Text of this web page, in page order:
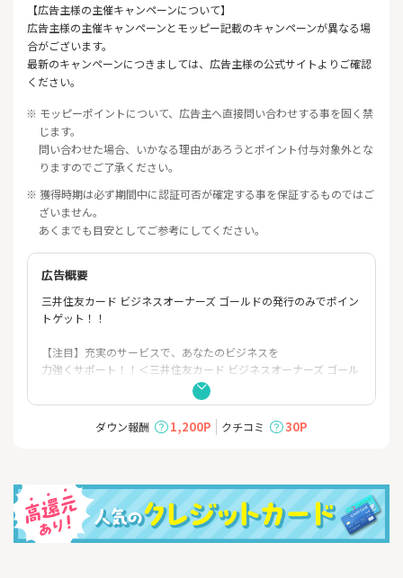
【広告主様の主催キャンペーンについて】
広告主様の主催キャンペーンとモッピー記載のキャンペーンが異なる場
合がございます。
最新のキャンペーンにつきましては、広告主様の公式サイトよりご確認
ください。
※ モッピーポイントについて、広告主へ直接問い合わせする事を固く禁
じます。
問い合わせた場合、いかなる理由があろうとポイント付与対象外とな
りますのでご了承ください。
※ 獲得時期は必ず期間中に認証可否が確定する事を保証するものではご
ざいません。
あくまでも目安としてご参考にしてください。
広告概要
三井住友カード ビジネスオーナーズ ゴールドの発行のみでポイン
トゲット！！
【注目】充実のサービスで、あなたのビジネスを
力強くサポート！！＜三井住友カード ビジネスオーナーズ ゴール
★おすすめポイント★
（１）年間100万円のご利用で2つの特典
※対象取引や算定期間等の実際の適用条件は、三井住友カード公
式ホームページをご確認ください。
（２）ご利用可能枠が最大500万円
ダウン報酬 1,200P クチコミ 30P